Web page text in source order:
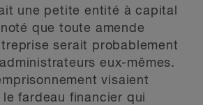
une petite entité à capital
que toute amende
serait probablement
eux-mêmes.
visaient
fardeau financier qui